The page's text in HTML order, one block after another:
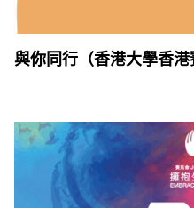
與你同行（香港大學香港